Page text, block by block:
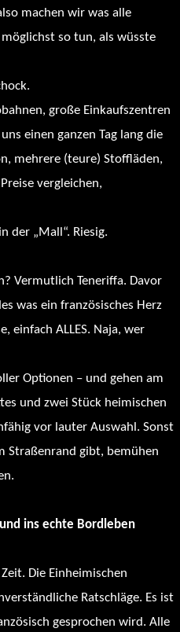
machen wir was alle
so tun, als wüsste
große Einkaufszentren
einen ganzen Tag lang die
mehrere (teure) Stoffläden,
vergleichen,
der „Mall“. Riesig.
Vermutlich Teneriffa. Davor
was ein französisches Herz
einfach ALLES. Naja, wer
Optionen – und gehen am
und zwei Stück heimischen
vor lauter Auswahl. Sonst
Straßenrand gibt, bemühen
ins echte Bordleben
Die Einheimischen
Ratschläge. Es ist
gesprochen wird. Alle